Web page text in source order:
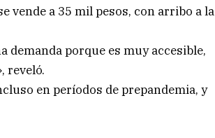
vende a 35 mil pesos, con arribo a la
demanda porque es muy accesible,
reveló.
en períodos de prepandemia, y